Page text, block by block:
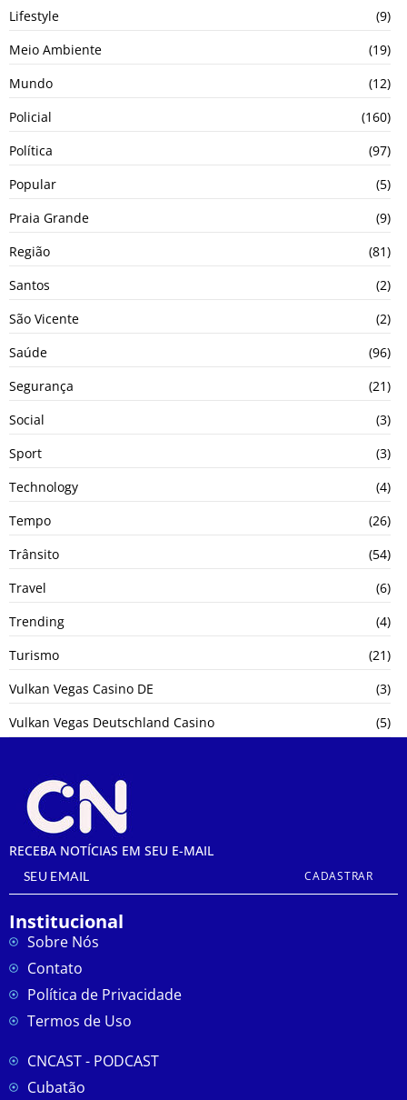
Lifestyle
(9)
Meio Ambiente
(19)
Mundo
(12)
Policial
(160)
Política
(97)
Popular
(5)
Praia Grande
(9)
Região
(81)
Santos
(2)
São Vicente
(2)
Saúde
(96)
Segurança
(21)
Social
(3)
Sport
(3)
Technology
(4)
Tempo
(26)
Trânsito
(54)
Travel
(6)
Trending
(4)
Turismo
(21)
Vulkan Vegas Casino DE
(3)
Vulkan Vegas Deutschland Casino
(5)
RECEBA NOTÍCIAS EM SEU E-MAIL
CADASTRAR
Institucional
Sobre Nós
Contato
Política de Privacidade
Termos de Uso
CNCAST - PODCAST
Cubatão